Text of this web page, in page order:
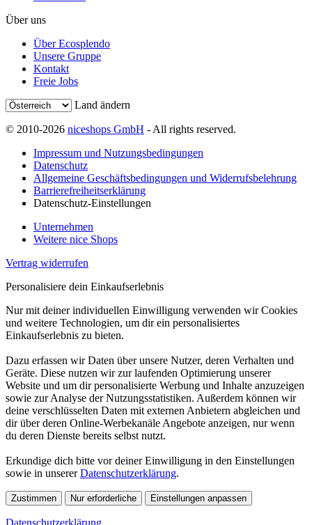
Über uns
Über Ecosplendo
Unsere Gruppe
Kontakt
Freie Jobs
Land ändern
© 2010-2026 niceshops GmbH - All rights reserved.
Impressum und Nutzungsbedingungen
Datenschutz
Allgemeine Geschäftsbedingungen und Widerrufsbelehrung
Barrierefreiheitserklärung
Datenschutz-Einstellungen
Unternehmen
Weitere nice Shops
Vertrag widerrufen
Personalisiere dein Einkaufserlebnis
Nur mit deiner individuellen Einwilligung verwenden wir Cookies
und weitere Technologien, um dir ein personalisiertes
Einkaufserlebnis zu bieten.
Dazu erfassen wir Daten über unsere Nutzer, deren Verhalten und
Geräte. Diese nutzen wir zur laufenden Optimierung unserer
Website und um dir personalisierte Werbung und Inhalte anzuzeigen
sowie zur Analyse der Nutzungsstatistiken. Außerdem können wir
deine verschlüsselten Daten mit externen Anbietern abgleichen und
dir über deren Online-Werbekanäle Angebote anzeigen, nur wenn
du deren Dienste bereits selbst nutzt.
Erkundige dich bitte vor deiner Einwilligung in den Einstellungen
sowie in unsererDatenschutzerklärung.
Zustimmen Nur erforderliche Einstellungen anpassen
Datenschutzerklärung